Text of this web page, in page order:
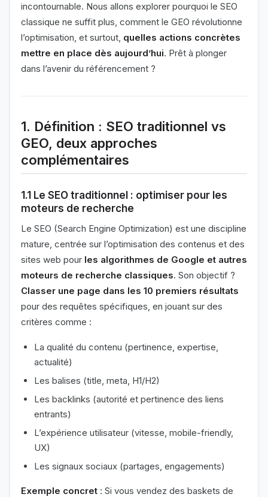
incontournable. Nous allons explorer pourquoi le SEO
classique ne suffit plus, comment le GEO révolutionne
l’optimisation, et surtout, quelles actions concrètes
mettre en place dès aujourd’hui. Prêt à plonger
dans l’avenir du référencement ?
1. Définition : SEO traditionnel vs
GEO, deux approches
complémentaires
1.1 Le SEO traditionnel : optimiser pour les
moteurs de recherche
Le SEO (Search Engine Optimization) est une discipline
mature, centrée sur l’optimisation des contenus et des
sites web pour les algorithmes de Google et autres
moteurs de recherche classiques. Son objectif ?
Classer une page dans les 10 premiers résultats
pour des requêtes spécifiques, en jouant sur des
critères comme :
La qualité du contenu (pertinence, expertise,
actualité)
Les balises (title, meta, H1/H2)
Les backlinks (autorité et pertinence des liens
entrants)
L’expérience utilisateur (vitesse, mobile-friendly,
UX)
Les signaux sociaux (partages, engagements)
Exemple concret : Si vous vendez des baskets de